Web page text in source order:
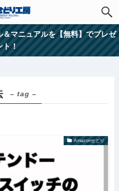
マニュアルを【無料】でプレゼ
ト！
– tag –
Amazonせどり